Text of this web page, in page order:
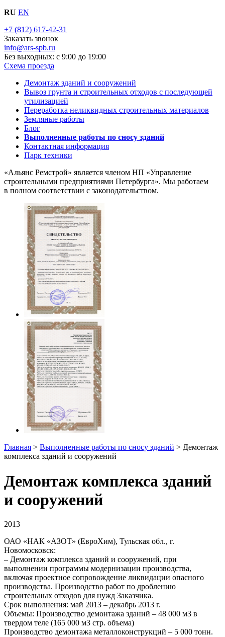
RU EN
+7 (812) 617-42-31
Заказать звонок
info@ars-spb.ru
Без выходных: с 9:00 до 19:00
Схема проезда
Демонтаж зданий и сооружений
Вывоз грунта и строительных отходов с последующей
утилизацией
Переработка неликвидных строительных материалов
Земляные работы
Блог
Выполненные работы по сносу зданий
Контактная информация
Парк техники
«Альянс Ремстрой» является членом НП «Управление
строительными предприятиями Петербурга». Мы работаем
в полном соответствии с законодательством.
Главная > Выполненные работы по сносу зданий > Демонтаж
комплекса зданий и сооружений
Демонтаж комплекса зданий
и сооружений
2013
ОАО «НАК «АЗОТ» (ЕвроХим), Тульская обл., г.
Новомосковск:
– Демонтаж комплекса зданий и сооружений, при
выполнении программы модернизации производства,
включая проектное сопровождение ликвидации опасного
производства. Производство работ по дроблению
строительных отходов для нужд Заказчика.
Срок выполнения: май 2013 – декабрь 2013 г.
Объемы: Производство демонтажа зданий – 48 000 м3 в
твердом теле (165 000 м3 стр. объема)
Производство демонтажа металлоконструкций – 5 000 тонн.